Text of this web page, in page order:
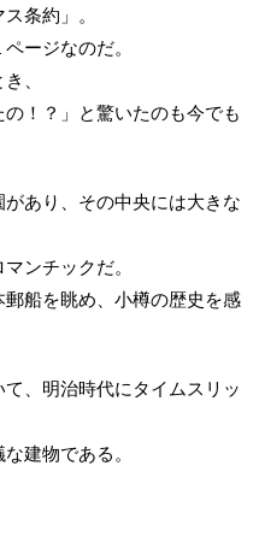
条約」。
ージなのだ。
、
の！？」と驚いたのも今でも
あり、その中央には大きな
ンチックだ。
船を眺め、小樽の歴史を感
、明治時代にタイムスリッ
建物である。